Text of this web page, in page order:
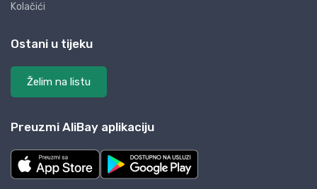
Kolačići
Ostani u tijeku
Želim na listu
Preuzmi AliBay aplikaciju